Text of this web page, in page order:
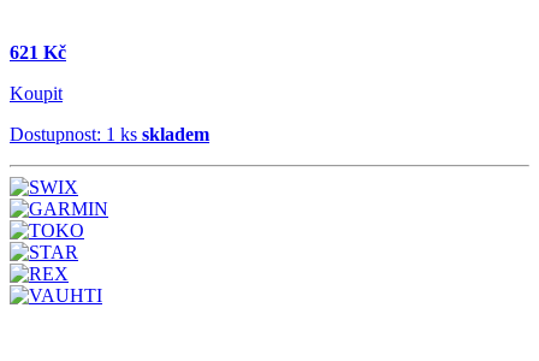
621 Kč
Koupit
Dostupnost: 1 ks skladem